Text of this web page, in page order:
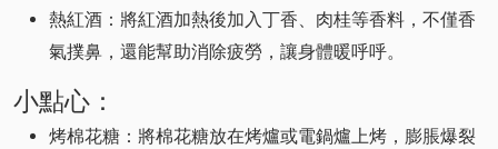
熱紅酒：將紅酒加熱後加入丁香、肉桂等香料，不僅香
氣撲鼻，還能幫助消除疲勞，讓身體暖呼呼。
小點心：
烤棉花糖：將棉花糖放在烤爐或電鍋爐上烤，膨脹爆裂